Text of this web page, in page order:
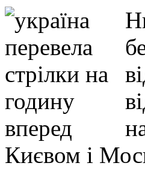
Києвом і